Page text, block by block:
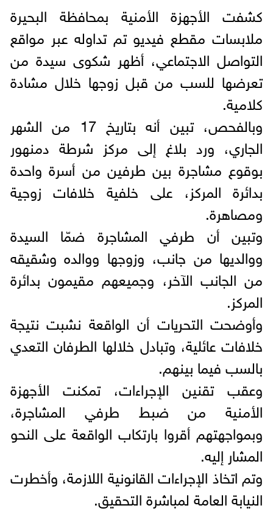
كشفت الأجهزة الأمنية بمحافظة البحيرة
ملابسات مقطع فيديو تم تداوله عبر مواقع
التواصل الاجتماعي، أظهر شكوى سيدة من
تعرضها للسب من قبل زوجها خلال مشادة
كلامية.
وبالفحص، تبين أنه بتاريخ 17 من الشهر
الجاري، ورد بلاغ إلى مركز شرطة دمنهور
بوقوع مشاجرة بين طرفين من أسرة واحدة
بدائرة المركز، على خلفية خلافات زوجية
ومصاهرة.
وتبين أن طرفي المشاجرة ضمّا السيدة
ووالديها من جانب، وزوجها ووالده وشقيقه
من الجانب الآخر، وجميعهم مقيمون بدائرة
المركز.
وأوضحت التحريات أن الواقعة نشبت نتيجة
خلافات عائلية، وتبادل خلالها الطرفان التعدي
بالسب فيما بينهم.
وعقب تقنين الإجراءات، تمكنت الأجهزة
الأمنية من ضبط طرفي المشاجرة،
وبمواجهتهم أقروا بارتكاب الواقعة على النحو
المشار إليه.
وتم اتخاذ الإجراءات القانونية اللازمة، وأخطرت
النيابة العامة لمباشرة التحقيق.